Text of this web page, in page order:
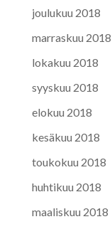
joulukuu 2018
marraskuu 2018
lokakuu 2018
syyskuu 2018
elokuu 2018
kesäkuu 2018
toukokuu 2018
huhtikuu 2018
maaliskuu 2018